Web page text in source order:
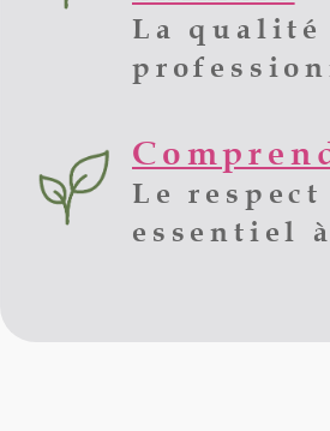
La qualité
Le
essentiel